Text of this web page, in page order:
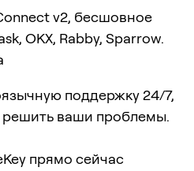
v2, бесшовное
OKX, Rabby, Sparrow.
поддержку 24/7,
решить ваши проблемы.
прямо сейчас